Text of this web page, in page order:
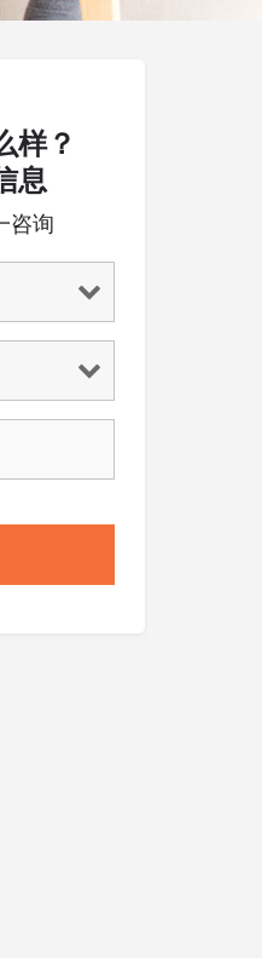
样？
息
咨询